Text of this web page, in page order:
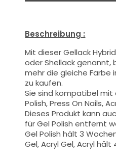
Beschreibung :
Mit dieser Gellack
oder Shellack genannt,
mehr die gleiche Farbe
zu kaufen.
Sie sind kompatibel mit
Polish, Press On Nails,
Dieses Produkt kann
für Gel Polish entfernt
Gel Polish hält 3
Gel, Acryl Gel, Acryl